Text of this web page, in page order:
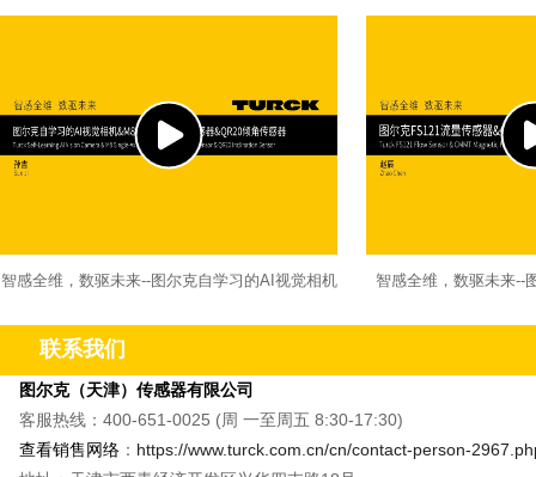
智感全维，数驱未来--图尔克自学习的AI视觉相机
智感全维，数驱未来--
联系我们
图尔克（天津）传感器有限公司
客服热线：400-651-0025 (周 一至周五 8:30-17:30)
查看销售网络 ： https://www.turck.com.cn/cn/contact-person-